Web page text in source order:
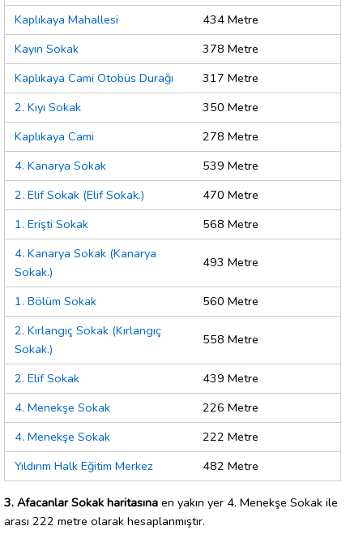
Kaplıkaya Mahallesi
434 Metre
Kayın Sokak
378 Metre
Kaplıkaya Cami Otobüs Durağı
317 Metre
2. Kıyı Sokak
350 Metre
Kaplıkaya Cami
278 Metre
4. Kanarya Sokak
539 Metre
2. Elif Sokak (Elif Sokak.)
470 Metre
1. Erişti Sokak
568 Metre
4. Kanarya Sokak (Kanarya
Sokak.)
493 Metre
1. Bölüm Sokak
560 Metre
2. Kırlangıç Sokak (Kırlangıç
Sokak.)
558 Metre
2. Elif Sokak
439 Metre
4. Menekşe Sokak
226 Metre
4. Menekşe Sokak
222 Metre
Yıldırım Halk Eğitim Merkez
482 Metre
3. Afacanlar Sokak haritasına en yakın yer 4. Menekşe Sokak ile
arası 222 metre olarak hesaplanmıştır.